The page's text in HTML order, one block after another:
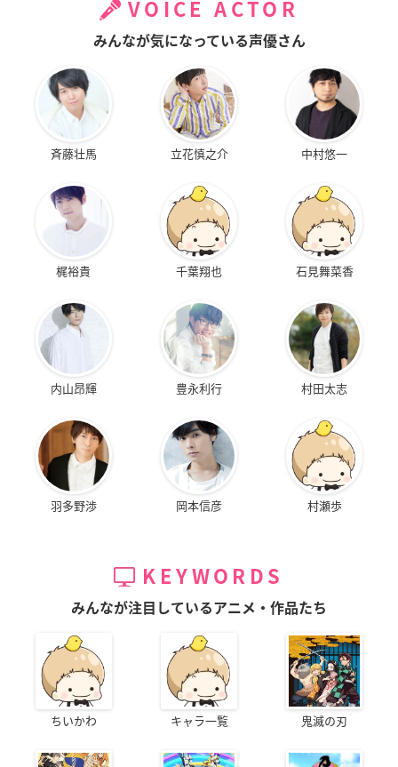
VOICE ACTOR
みんなが気になっている声優さん
斉藤壮馬 立花慎之介 中村悠一
梶裕貴 千葉翔也 石見舞菜香
内山昂輝 豊永利行 村田太志
羽多野渉 岡本信彦 村瀬歩
KEYWORDS
みんなが注目しているアニメ・作品たち
ちいかわ キャラ一覧 鬼滅の刃